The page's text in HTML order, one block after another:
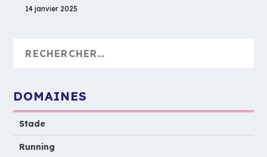
14 janvier 2025
DOMAINES
Stade
Running